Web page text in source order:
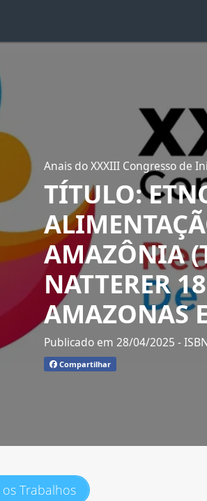
Anais do XXXIII Congresso de
TÍTULO:
AMAZÔNIA
NATTERER
AMAZONAS
Publicado em 28/04/2025-
Compartilhar
Trabalhos